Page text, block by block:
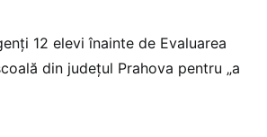
12 elevi înainte de Evaluarea
din județul Prahova pentru „a